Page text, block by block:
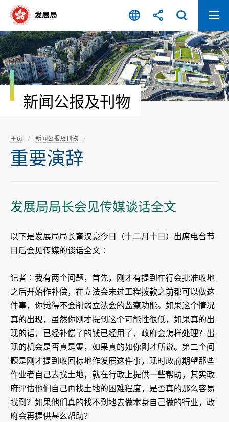
容
开
始
新闻公报及刊物
主页 新闻公报及刊物
重要演辞
​发展局局长会见传媒谈话全文
以下是发展局局长甯汉豪今日（十二月十日）出席电台节
目后会见传媒的谈话全文︰
记者︰我有两个问题，首先，刚才有提到在行会批准收地
之后开始作补偿，在立法会未过工程拨款之前都可以做这
件事，你觉得不会削弱立法会的监察功能。如果这个情况
真的出现，虽然你刚才提到这个可能性很低，如果真的出
现的话，已经补偿了的钱已经用了，政府会怎样处理？出
现的机会是否真是零，如果真的如你刚才所说。第二个问
题是刚才提到收回棕地作发展这件事，现时政府期望那些
作业者自己去找土地，就在行政上提供一些帮助，其实政
府评估他们自己再找土地的困难程度，是否真的那么容易
找到？如果他们真的找不到地去做本身自己做的行业，政
府会再提供甚么帮助？